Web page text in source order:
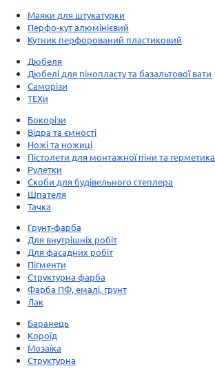
Маяки для штукатурки
Перфо-кут алюмінієвий
Кутник перфорований пластиковий
Дюбеля
Дюбелі для пінопласту та базальтової вати
Саморізи
ТЕХи
Бокорізи
Відра та ємності
Ножі та ножиці
Пістолети для монтажної піни та герметика
Рулетки
Скоби для будівельного степлера
Шпателя
Тачка
Грунт-фарба
Для внутрішніх робіт
Для фасадних робіт
Пігменти
Структурна фарба
Фарба ПФ, емалі, грунт
Лак
Баранець
Короїд
Мозаїка
Структурна